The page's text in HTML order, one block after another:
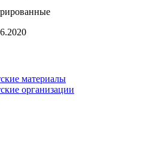
материалы
организации